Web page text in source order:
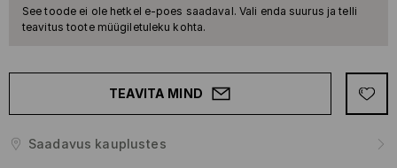
See toode ei ole hetkel e-poes saadaval. Vali enda suurus ja telli
teavitus toote müügiletuleku kohta.
TEAVITA MIND
Saadavus kauplustes